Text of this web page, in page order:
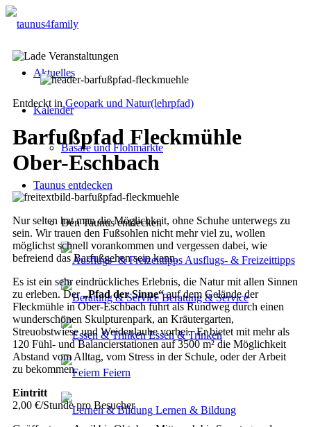
Aktuelles
Kalender
Basare und Flohmärkte
Taunus entdecken
Den Taunus entdecken
Ausflugs- & Freizeittipps
Beratung & Service
Essen & Trinken
Feiern
Lernen & Bildung
Entdeckt in Geopark und Natur(lehrpfad)
Barfußpfad Fleckmühle
Ober-Eschbach
Nur selten hat man die Möglichkeit, ohne Schuhe unterwegs zu
sein. Wir trauen den Fußsohlen nicht mehr viel zu, wollen
möglichst schnell vorankommen und vergessen dabei, wie
befreiend das Barfußgehen sein kann.
Es ist ein sehr eindrückliches Erlebnis, die Natur mit allen Sinnen
zu erleben. Der„Pfad der Sinne“auf dem Gelände der
Fleckmühle in Ober-Eschbach führt als Rundweg durch einen
wunderschönen Skulpturenpark, an Kräutergarten,
Streuobstwiese und Weidenlaube vorbei. Er bietet mit mehr als
120 Fühl- und Balancierstationen auf 3500 m² die Möglichkeit
Abstand vom Alltag, vom Stress in der Schule, oder der Arbeit
zu bekommen.
Eintritt
2,00 €/Stunde pro Besucher